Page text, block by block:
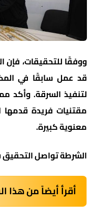
قد عمل سابقًا في
لتنفيذ السرقة. وأكد
مقتنيات فريدة قدمها
معنوية كبيرة.
الشرطة تواصل التحقيق
أقرأ أيضاً من هذا